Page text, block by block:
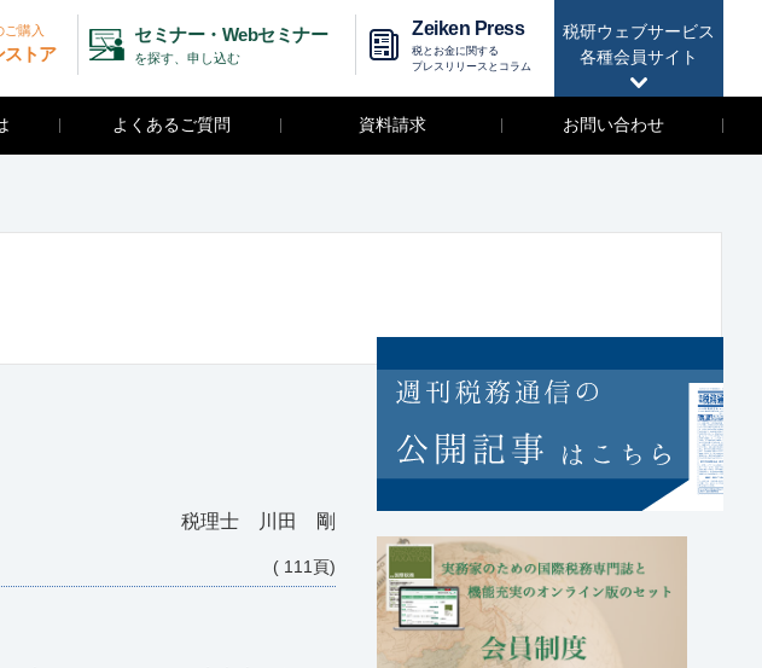
税研ウェブサービス
各種会員サイト
ご購入
ストア
セミナー・Webセミナー
を探す、申し込む
Zeiken Press
税とお金に関する
プレスリリースとコラム
よくあるご質問 資料請求 お問い合わせ
税理士 川田 剛
( 111頁)